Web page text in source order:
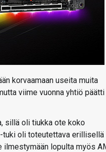
korvaamaan useita muita
viime vuonna yhtiö päätti
sillä oli tiukka ote koko
tuki oli toteutettava erillisellä
ilmestymään lopulta myös